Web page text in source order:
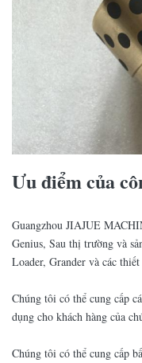
Ưu điểm của
Guangzhou JIAJUE
Genius, Sau thị trường và
Loader, Grander và các
Chúng tôi có thể cung cấp
dụng cho khách hàng của
Chúng tôi có thể cung cấp